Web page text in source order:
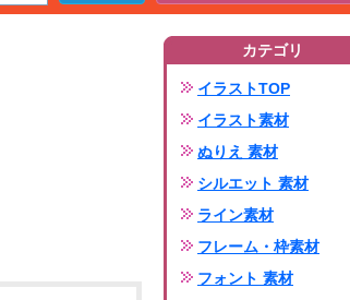
カテゴリ
イラストTOP
イラスト素材
ぬりえ 素材
シルエット 素材
ライン素材
フレーム・枠素材
フォント 素材